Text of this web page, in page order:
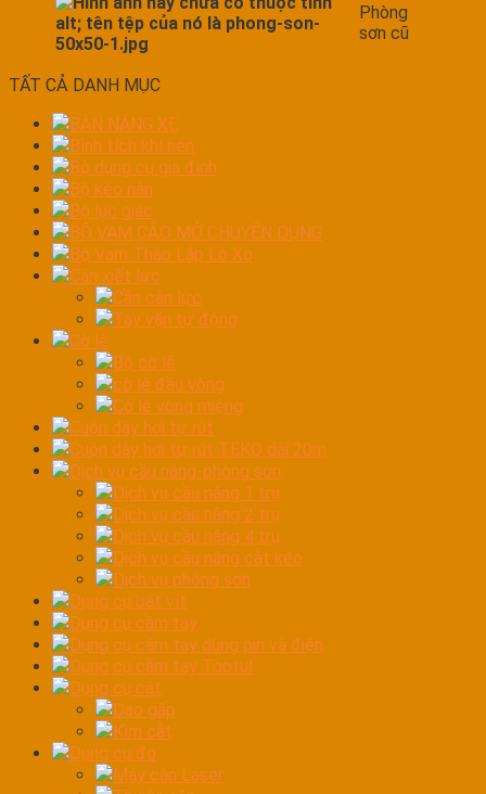
Phòng
sơn cũ
TẤT CẢ DANH MỤC
BÀN NÁNG XE
Bình tích khí nén
Bộ dụng cụ gia đình
Bộ kéo nắn
Bộ lục giác
BỘ VAM CẢO MỞ CHUYÊN DỤNG
Bộ Vam Tháo Lắp Lò Xo
Cần xiết lực
Cần cân lực
Tay vặn tự động
Cờ lê
Bộ cờ lê
cờ lê đầu vòng
Cờ lê vòng miệng
Cuộn dây hơi tự rút
Cuộn dây hơi tự rút TEKO dài 20m
Dịch vụ cầu nâng-phòng sơn
Dịch vụ cầu nâng 1 trụ
Dịch vụ cầu nâng 2 trụ
Dịch vụ cầu nâng 4 trụ
Dịch vụ cầu nâng cắt kéo
Dịch vụ phòng sơn
Dụng cụ bắt vít
Dụng cụ cầm tay
Dụng cụ cầm tay dùng pin và điện
Dụng cụ cầm tay Toptul
Dụng cụ cắt
Dao gấp
Kìm cắt
Dụng cụ đo
Máy cân Laser